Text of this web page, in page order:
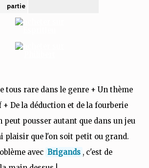
partie
tous rare dans le genre + Un thème
De la déduction et de la fourberie
peut pousser autant que dans un jeu
plaisir que l'on soit petit ou grand.
avec Brigands , c'est de